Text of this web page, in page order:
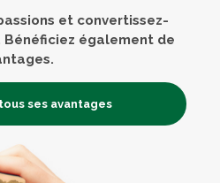
et convertissez-
Bénéficiez également de
ses avantages